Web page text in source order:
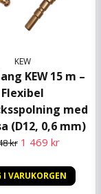
KEW
KEW 15 m –
Flexibel
med
(D12, 0,6 mm)
kr 1 469 kr
I VARUKORGEN